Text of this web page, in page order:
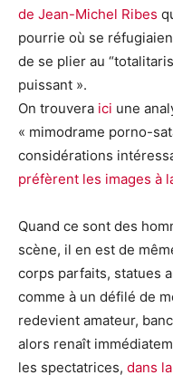
de Jean-Michel Ribes
pourrie où se
de se plier au
puissant ».
On trouvera ici une
« mimodrame porno-
considérations
préfèrent les images à
Quand ce sont des
scène, il en est de
corps parfaits, statues
comme à un défilé de
redevient amateur,
alors renaît
les spectatrices, dans